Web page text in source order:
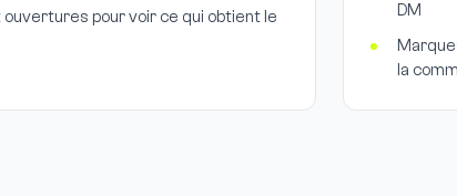
pour voir ce qui obtient le
DM
la